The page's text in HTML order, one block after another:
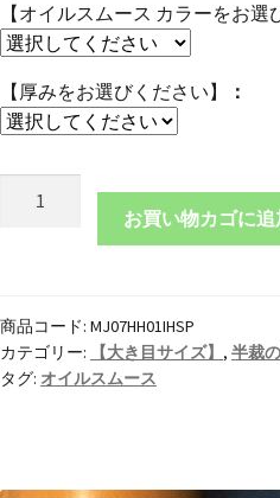
【オイルスムース カラーをお選
【厚みをお選びください】
半
分
【尻
お買い物カゴに追
商品コード: MJ07HH01IHSP
カテゴリー:
【大き目サイズ】 , 半裁
タグ: オイルスムース